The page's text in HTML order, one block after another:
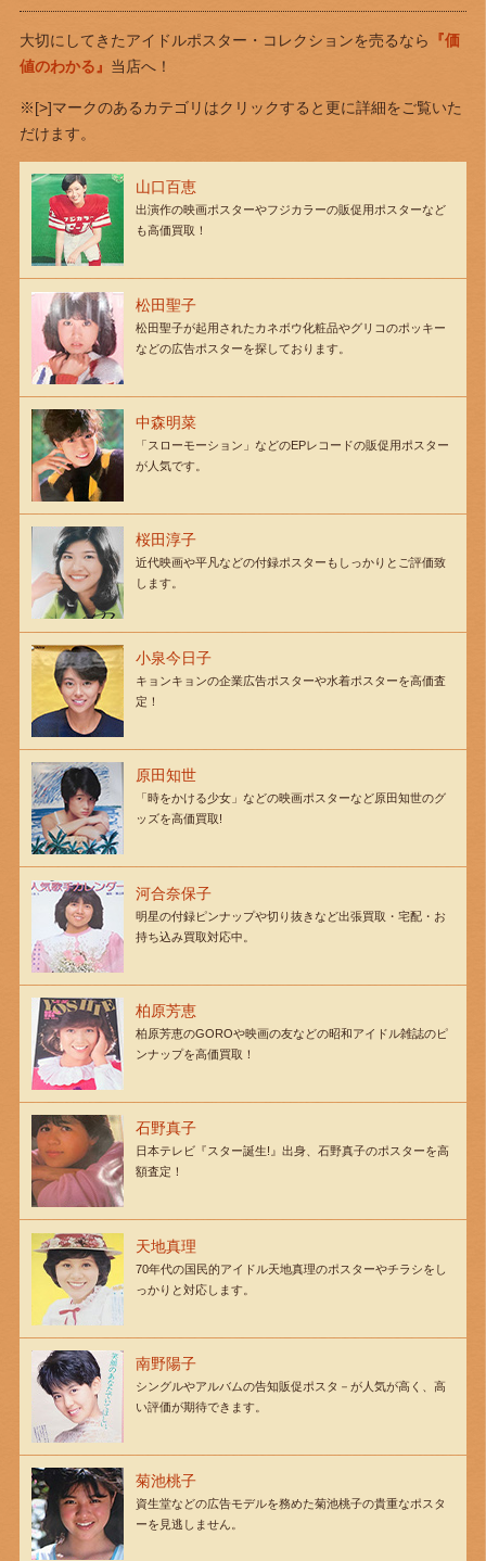
大切にしてきたアイドルポスター・コレクションを売るなら
『価
値のわかる』 当店へ！
※[>]マークのあるカテゴリはクリックすると更に詳細をご覧いた
だけます。
山口百恵
出演作の映画ポスターやフジカラーの販促用ポスターなど
も高価買取！
松田聖子
松田聖子が起用されたカネボウ化粧品やグリコのポッキー
などの広告ポスターを探しております。
中森明菜
「スローモーション」などのEPレコードの販促用ポスター
が人気です。
桜田淳子
近代映画や平凡などの付録ポスターもしっかりとご評価致
します。
小泉今日子
キョンキョンの企業広告ポスターや水着ポスターを高価査
定！
原田知世
「時をかける少女」などの映画ポスターなど原田知世のグ
ッズを高価買取!
河合奈保子
明星の付録ピンナップや切り抜きなど出張買取・宅配・お
持ち込み買取対応中。
柏原芳恵
柏原芳恵のGOROや映画の友などの昭和アイドル雑誌のピ
ンナップを高価買取！
石野真子
日本テレビ『スター誕生!』出身、石野真子のポスターを高
額査定！
天地真理
70年代の国民的アイドル天地真理のポスターやチラシをし
っかりと対応します。
南野陽子
シングルやアルバムの告知販促ポスタ－が人気が高く、高
い評価が期待できます。
菊池桃子
資生堂などの広告モデルを務めた菊池桃子の貴重なポスタ
ーを見逃しません。